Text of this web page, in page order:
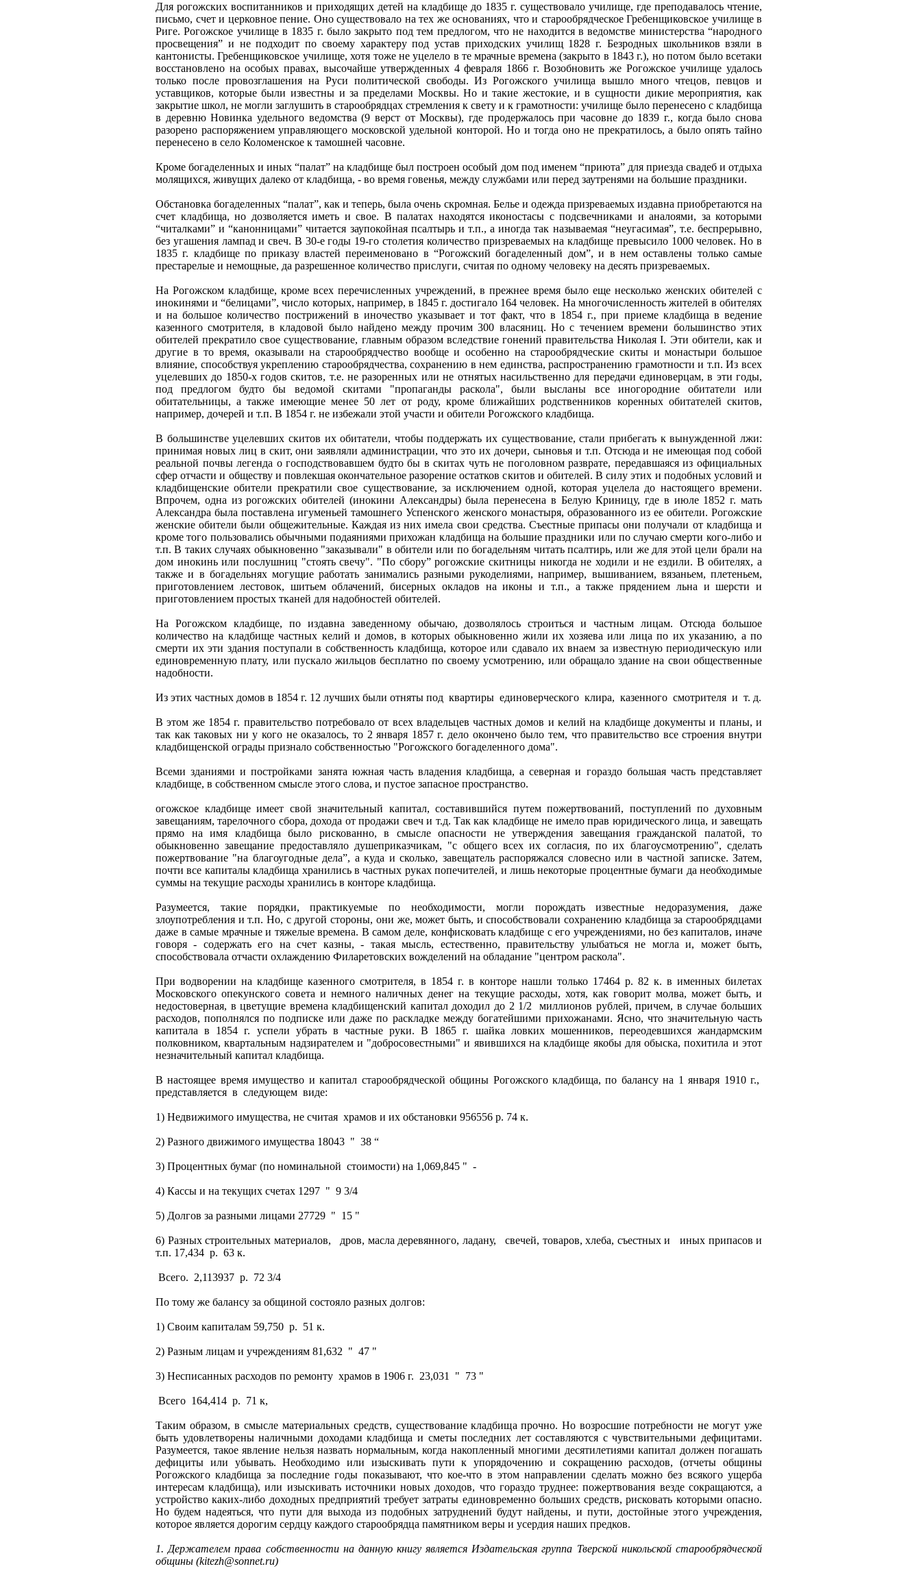
Для рогожских воспитанников и приходящих детей на кладбище до 1835 г. существовало училище, где преподавалось чтение,
письмо, счет и церковное пение. Оно существовало на тех же основаниях, что и старообрядческое Гребенщиковское училище в
Риге. Рогожское училище в 1835 г. было закрыто под тем предлогом, что не находится в ведомстве министерства “народного
просвещения” и не подходит по своему характеру под устав приходских училищ 1828 г. Безродных школьников взяли в
кантонисты. Гребенщиковское училище, хотя тоже не уцелело в те мрачные времена (закрыто в 1843 г.), но потом было всетаки
восстановлено на особых правах, высочайше утвержденных 4 февраля 1866 г. Возобновить же Рогожское училище удалось
только после провозглашения на Руси политической свободы. Из Рогожского училища вышло много чтецов, певцов и
уставщиков, которые были известны и за пределами Москвы. Но и такие жестокие, и в сущности дикие мероприятия, как
закрытие школ, не могли заглушить в старообрядцах стремления к свету и к грамотности: училище было перенесено с кладбища
в деревню Новинка удельного ведомства (9 верст от Москвы), где продержалось при часовне до 1839 г., когда было снова
разорено распоряжением управляющего московской удельной конторой. Но и тогда оно не прекратилось, а было опять тайно
перенесено в село Коломенское к тамошней часовне.
Кроме богаделенных и иных “палат” на кладбище был построен особый дом под именем “приюта” для приезда свадеб и отдыха
молящихся, живущих далеко от кладбища, - во время говенья, между службами или перед заутренями на большие праздники.
Обстановка богаделенных “палат”, как и теперь, была очень скромная. Белье и одежда призреваемых издавна приобретаются на
счет кладбища, но дозволяется иметь и свое. В палатах находятся иконостасы с подсвечниками и аналоями, за которыми
“читалками” и “канонницами” читается заупокойная псалтырь и т.п., а иногда так называемая “неугасимая”, т.е. беспрерывно,
без угашения лампад и свеч. В 30-е годы 19-го столетия количество призреваемых на кладбище превысило 1000 человек. Но в
1835 г. кладбище по приказу властей переименовано в “Рогожский богаделенный дом”, и в нем оставлены только самые
престарелые и немощные, да разрешенное количество прислуги, считая по одному человеку на десять призреваемых.
На Рогожском кладбище, кроме всех перечисленных учреждений, в прежнее время было еще несколько женских обителей с
инокинями и “белицами”, число которых, например, в 1845 г. достигало 164 человек. На многочисленность жителей в обителях
и на большое количество пострижений в иночество указывает и тот факт, что в 1854 г., при приеме кладбища в ведение
казенного смотрителя, в кладовой было найдено между прочим 300 власяниц. Но с течением времени большинство этих
обителей прекратило свое существование, главным образом вследствие гонений правительства Николая I. Эти обители, как и
другие в то время, оказывали на старообрядчество вообще и особенно на старообрядческие скиты и монастыри большое
влияние, способствуя укреплению старообрядчества, сохранению в нем единства, распространению грамотности и т.п. Из всех
уцелевших до 1850-х годов скитов, т.е. не разоренных или не отнятых насильственно для передачи единоверцам, в эти годы,
под предлогом будто бы ведомой скитами "пропаганды раскола", были высланы все иногородние обитатели или
обитательницы, а также имеющие менее 50 лет от роду, кроме ближайших родственников коренных обитателей скитов,
например, дочерей и т.п. В 1854 г. не избежали этой участи и обители Рогожского кладбища.
В большинстве уцелевших скитов их обитатели, чтобы поддержать их существование, стали прибегать к вынужденной лжи:
принимая новых лиц в скит, они заявляли администрации, что это их дочери, сыновья и т.п. Отсюда и не имеющая под собой
реальной почвы легенда о господствовавшем будто бы в скитах чуть не поголовном разврате, передавшаяся из официальных
сфер отчасти и обществу и повлекшая окончательное разорение остатков скитов и обителей. В силу этих и подобных условий и
кладбищенские обители прекратили свое существование, за исключением одной, которая уцелела до настоящего времени.
Впрочем, одна из рогожских обителей (инокини Александры) была перенесена в Белую Криницу, где в июле 1852 г. мать
Александра была поставлена игуменьей тамошнего Успенского женского монастыря, образованного из ее обители. Рогожские
женские обители были общежительные. Каждая из них имела свои средства. Съестные припасы они получали от кладбища и
кроме того пользовались обычными подаяниями прихожан кладбища на большие праздники или по случаю смерти кого-либо и
т.п. В таких случаях обыкновенно "заказывали" в обители или по богадельням читать псалтирь, или же для этой цели брали на
дом инокинь или послушниц "стоять свечу". "По сбору” рогожские скитницы никогда не ходили и не ездили. В обителях, а
также и в богадельнях могущие работать занимались разными рукоделиями, например, вышиванием, вязаньем, плетеньем,
приготовлением лестовок, шитьем облачений, бисерных окладов на иконы и т.п., а также прядением льна и шерсти и
приготовлением простых тканей для надобностей обителей.
На Рогожском кладбище, по издавна заведенному обычаю, дозволялось строиться и частным лицам. Отсюда большое
количество на кладбище частных келий и домов, в которых обыкновенно жили их хозяева или лица по их указанию, а по
смерти их эти здания поступали в собственность кладбища, которое или сдавало их внаем за известную периодическую или
единовременную плату, или пускало жильцов бесплатно по своему усмотрению, или обращало здание на свои общественные
надобности.
Из этих частных домов в 1854 г. 12 лучших были отняты под квартиры единоверческого клира, казенного смотрителя и т. д.
В этом же 1854 г. правительство потребовало от всех владельцев частных домов и келий на кладбище документы и планы, и
так как таковых ни у кого не оказалось, то 2 января 1857 г. дело окончено было тем, что правительство все строения внутри
кладбищенской ограды признало собственностью "Рогожского богаделенного дома".
Всеми зданиями и постройками занята южная часть владения кладбища, а северная и гораздо большая часть представляет
кладбище, в собственном смысле этого слова, и пустое запасное пространство.
огожское кладбище имеет свой значительный капитал, составившийся путем пожертвований, поступлений по духовным
завещаниям, тарелочного сбора, дохода от продажи свеч и т.д. Так как кладбище не имело прав юридического лица, и завещать
прямо на имя кладбища было рискованно, в смысле опасности не утверждения завещания гражданской палатой, то
обыкновенно завещание предоставляло душеприказчикам, "с общего всех их согласия, по их благоусмотрению", сделать
пожертвование "на благоугодные дела”, а куда и сколько, завещатель распоряжался словесно или в частной записке. Затем,
почти все капиталы кладбища хранились в частных руках попечителей, и лишь некоторые процентные бумаги да необходимые
суммы на текущие расходы хранились в конторе кладбища.
Разумеется, такие порядки, практикуемые по необходимости, могли порождать известные недоразумения, даже
злоупотребления и т.п. Но, с другой стороны, они же, может быть, и способствовали сохранению кладбища за старообрядцами
даже в самые мрачные и тяжелые времена. В самом деле, конфисковать кладбище с его учреждениями, но без капиталов, иначе
говоря - содержать его на счет казны, - такая мысль, естественно, правительству улыбаться не могла и, может быть,
способствовала отчасти охлаждению Филаретовских вожделений на обладание "центром раскола".
При водворении на кладбище казенного смотрителя, в 1854 г. в конторе нашли только 17464 р. 82 к. в именных билетах
Московского опекунского совета и немного наличных денег на текущие расходы, хотя, как говорит молва, может быть, и
недостоверная, в цветущие времена кладбищенский капитал доходил до 2 1/2
миллионов рублей, причем, в случае больших
расходов, пополнялся по подписке или даже по раскладке между богатейшими прихожанами. Ясно, что значительную часть
капитала в 1854 г. успели убрать в частные руки. В 1865 г. шайка ловких мошенников, переодевшихся жандармским
полковником, квартальным надзирателем и "добросовестными" и явившихся на кладбище якобы для обыска, похитила и этот
незначительный капитал кладбища.
В настоящее время имущество и капитал старообрядческой общины Рогожского кладбища, по балансу на 1 января 1910 г.,
представляется в следующем виде:
1) Недвижимого имущества, не считая храмов и их обстановки 956556 р. 74 к.
2) Разного движимого имущества 18043 " 38 “
3) Процентных бумаг (по номинальной стоимости) на 1,069,845 " -
4) Кассы и на текущих счетах 1297 " 9 3/4
5) Долгов за разными лицами 27729 " 15 "
6) Разных строительных материалов, дров, масла деревянного, ладану, свечей, товаров, хлеба, съестных и
иных припасов и
т.п. 17,434 р. 63 к.
Всего. 2,113937 р. 72 3/4
По тому же балансу за общиной состояло разных долгов:
1) Своим капиталам 59,750 р. 51 к.
2) Разным лицам и учреждениям 81,632 " 47 "
3) Несписанных расходов по ремонту храмов в 1906 г. 23,031 " 73 "
Всего 164,414 р. 71 к,
Таким образом, в смысле материальных средств, существование кладбища прочно. Но возросшие потребности не могут уже
быть удовлетворены наличными доходами кладбища и сметы последних лет составляются с чувствительными дефицитами.
Разумеется, такое явление нельзя назвать нормальным, когда накопленный многими десятилетиями капитал должен погашать
дефициты или убывать. Необходимо или изыскивать пути к упорядочению и сокращению расходов, (отчеты общины
Рогожского кладбища за последние годы показывают, что кое-что в этом направлении сделать можно без всякого ущерба
интересам кладбища), или изыскивать источники новых доходов, что гораздо труднее: пожертвования везде сокращаются, а
устройство каких-либо доходных предприятий требует затраты единовременно больших средств, рисковать которыми опасно.
Но будем надеяться, что пути для выхода из подобных затруднений будут найдены, и пути, достойные этого учреждения,
которое является дорогим сердцу каждого старообрядца памятником веры и усердия наших предков.
1. Держателем права собственности на данную книгу является Издательская группа Тверской никольской старообрядческой
общины (kitezh@sonnet.ru)